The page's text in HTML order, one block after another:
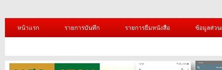
หน้าแรก รายการบันทึก รายการยืมหนังสือ ข้อมูลส่ว